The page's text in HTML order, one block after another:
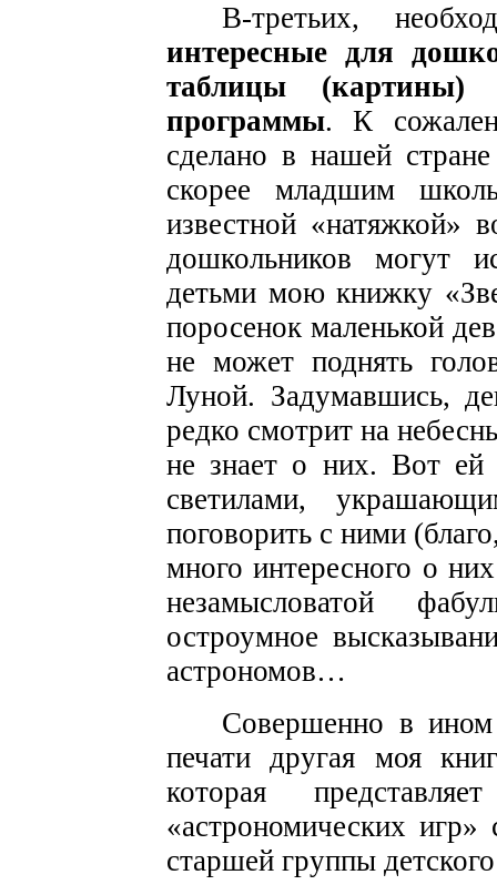
В-третьих,
интересные для
таблицы
программы. К
сделано в нашей
скорее младшим
известной «натяжкой»
дошкольников могут
детьми мою книжку
поросенок маленькой
не может поднять
Луной. Задумавшись,
редко смотрит на
не знает о них. Вот ей
светилами,
поговорить с ними
много интересного о
незамысловатой
остроумное
астрономов…
Совершенно в ином
печати другая моя
которая
«астрономических
старшей группы